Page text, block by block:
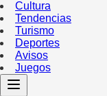
Cultura
Tendencias
Turismo
Deportes
Avisos
Juegos